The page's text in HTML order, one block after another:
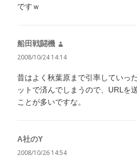
ですｗ
船田戦闘機
り:
2008/10/24 14:14
昔はよく秋葉原まで引率していっ
ットで済んでしまうので、URLを
ことが多いですな。
A社のY
り:
2008/10/26 14:54